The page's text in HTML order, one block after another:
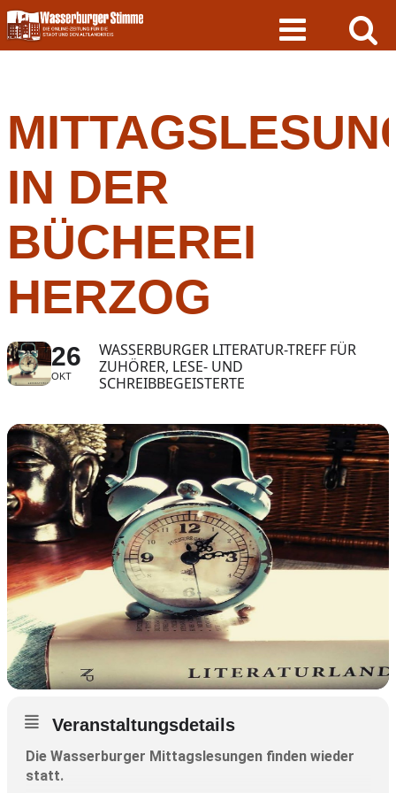
Skip
to
content
IN DER
BÜCHEREI
HERZOG
26
OKT
WASSERBURGER LITERATUR-TREFF FÜR
ZUHÖRER, LESE- UND
SCHREIBBEGEISTERTE
Veranstaltungsdetails
Die Wasserburger Mittagslesungen finden wieder
statt.